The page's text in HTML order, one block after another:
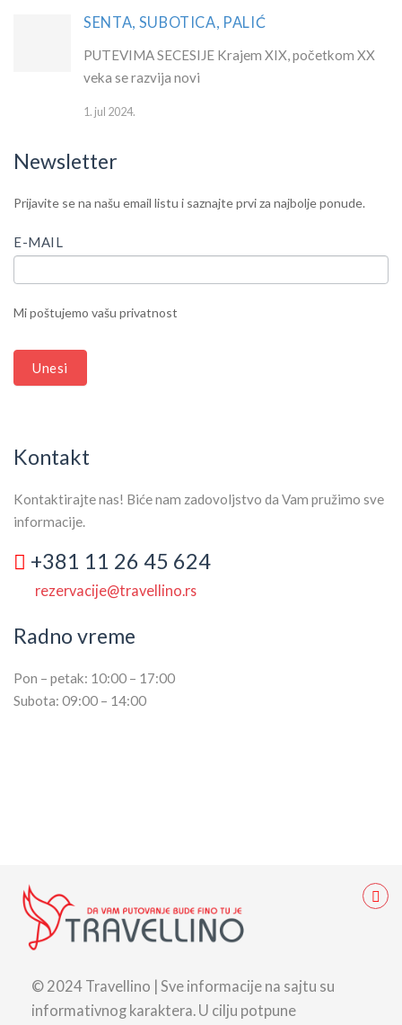
SENTA, SUBOTICA, PALIĆ
PUTEVIMA SECESIJE Krajem XIX, početkom XX
veka se razvija novi
1. jul 2024.
Newsletter
Newsletter
Prijavite se na našu email listu i saznajte prvi za najbolje ponude.
E-MAIL
Mi poštujemo vašu privatnost
Unesi
IF
ARE
HUMAN,
FIELD
Kontakt
Kontaktirajte nas! Biće nam zadovoljstvo da Vam pružimo sve
informacije.
+381 11 26 45 624
rezervacije@travellino.rs
Radno vreme
Pon – petak: 10:00 – 17:00
Subota: 09:00 – 14:00
© 2024 Travellino | Sve informacije na sajtu su
informativnog karaktera. U cilju potpune